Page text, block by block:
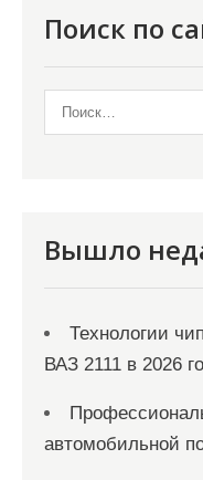
м
Поиск по
Вышло
Технологии
ВАЗ 2111 в 2026
автомобильной